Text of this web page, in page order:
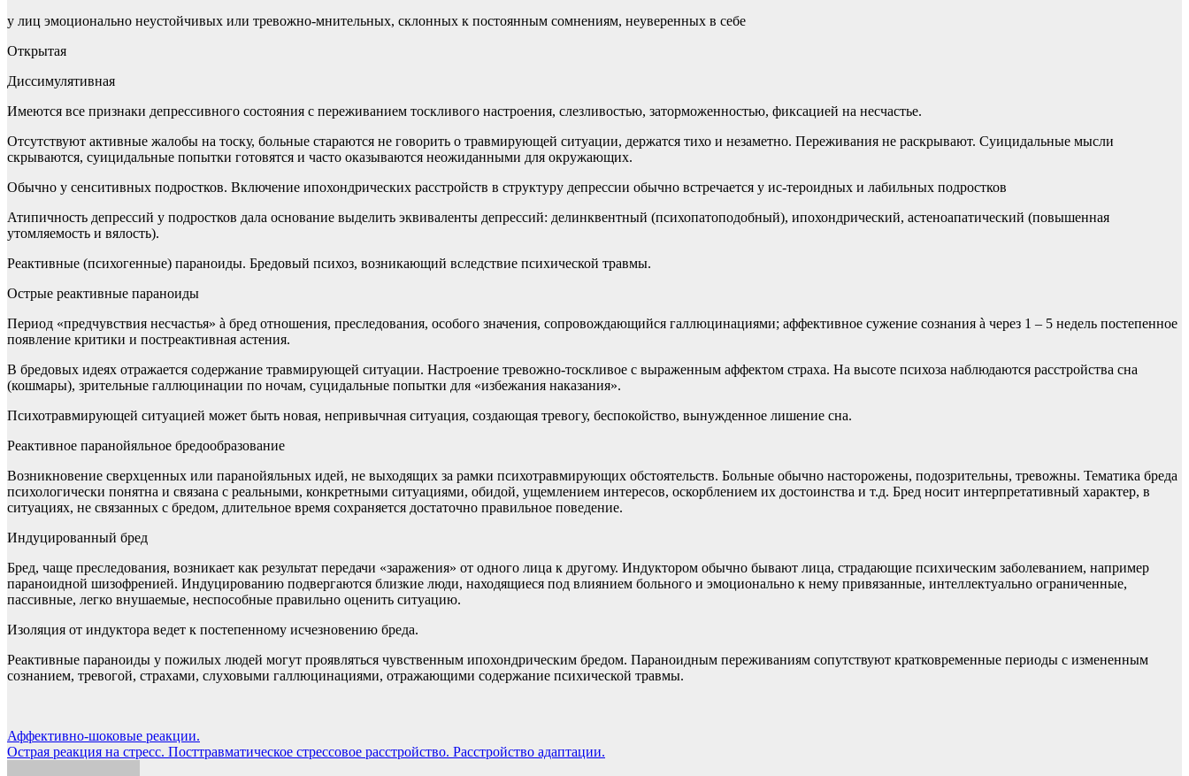
у лиц эмоционально неустойчивых или тревожно-мнительных, склонных к постоянным сомнениям, неуверенных в себе
Открытая
Диссимулятивная
Имеются все признаки депрессивного состояния с переживанием тоскливого настроения, слезливостью, заторможенностью, фиксацией на несчастье.
Отсутствуют активные жалобы на тоску, больные стараются не говорить о травмирующей ситуации, держатся тихо и незаметно. Переживания не раскрывают. Суицидальные мысли
скрываются, суицидальные попытки готовятся и часто оказываются неожиданными для окружающих.
Обычно у сенситивных подростков. Включение ипохондрических расстройств в структуру депрессии обычно встречается у ис-тероидных и лабильных подростков
Атипичность депрессий у подростков дала основание выделить эквиваленты депрессий: делинквентный (психопатоподобный), ипохондрический, астеноапатический (повышенная
утомляемость и вялость).
Реактивные (психогенные) параноиды. Бредовый психоз, возникающий вследствие психической травмы.
Острые реактивные параноиды
Период «предчувствия несчастья» à бред отношения, преследования, особого значения, сопровождающийся галлюцинациями; аффективное сужение сознания à через 1 – 5 недель постепенное
появление критики и постреактивная астения.
В бредовых идеях отражается содержание травмирующей ситуации. Настроение тревожно-тоскливое с выраженным аффектом страха. На высоте психоза наблюдаются расстройства сна
(кошмары), зрительные галлюцинации по ночам, суцидальные попытки для «избежания наказания».
Психотравмирующей ситуацией может быть новая, непривычная ситуация, создающая тревогу, беспокойство, вынужденное лишение сна.
Реактивное паранойяльное бредообразование
Возникновение сверхценных или паранойяльных идей, не выходящих за рамки психотравмирующих обстоятельств. Больные обычно насторожены, подозрительны, тревожны. Тематика бреда
психологически понятна и связана с реальными, конкретными ситуациями, обидой, ущемлением интересов, оскорблением их достоинства и т.д. Бред носит интерпретативный характер, в
ситуациях, не связанных с бредом, длительное время сохраняется достаточно правильное поведение.
Индуцированный бред
Бред, чаще преследования, возникает как результат передачи «заражения» от одного лица к другому. Индуктором обычно бывают лица, страдающие психическим заболеванием, например
параноидной шизофренией. Индуцированию подвергаются близкие люди, находящиеся под влиянием больного и эмоционально к нему привязанные, интеллектуально ограниченные,
пассивные, легко внушаемые, неспособные правильно оценить ситуацию.
Изоляция от индуктора ведет к постепенному исчезновению бреда.
Реактивные параноиды у пожилых людей могут проявляться чувственным ипохондрическим бредом. Параноидным переживаниям сопутствуют кратковременные периоды с измененным
сознанием, тревогой, страхами, слуховыми галлюцинациями, отражающими содержание психической травмы.
Навигация
по
Аффективно-шоковые реакции.
Острая реакция на стресс. Посттравматическое стрессовое расстройство. Расстройство адаптации.